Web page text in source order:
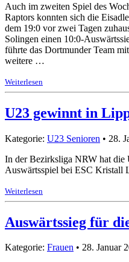
Auch im zweiten Spiel des
Raptors konnten sich die
dem 19:0 vor zwei Tagen
Solingen einen 10:0-
führte das Dortmunder Team
weitere …
Weiterlesen
U23 gewinnt in
Kategorie: U23 Senioren • 28.
In der Bezirksliga NRW hat die
Auswärtsspiel bei ESC Kristall
Weiterlesen
Auswärtssieg für
Kategorie: Frauen • 28. Januar